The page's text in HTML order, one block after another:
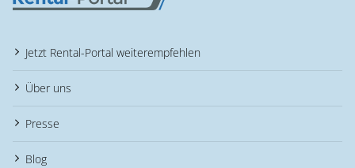
Jetzt Rental-Portal weiterempfehlen
Über uns
Presse
Blog